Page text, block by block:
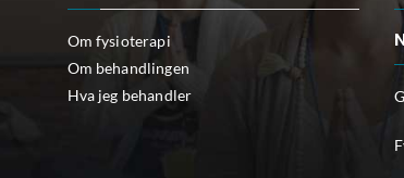
Om fysioterapi
Om behandlingen
Hva jeg behandler